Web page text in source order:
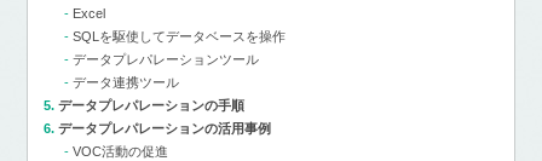
Excel
SQLを駆使してデータベースを操作
データプレパレーションツール
データ連携ツール
データプレパレーションの手順
データプレパレーションの活用事例
VOC活動の促進